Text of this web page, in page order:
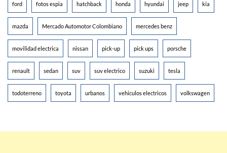
ford fotos espia hatchback honda hyundai jeep kia
mazda Mercado Automotor Colombiano mercedes benz
movilidad electrica nissan pick-up pick ups porsche
renault sedan suv suv electrico suzuki tesla
todoterreno toyota urbanos vehiculos electricos volkswagen